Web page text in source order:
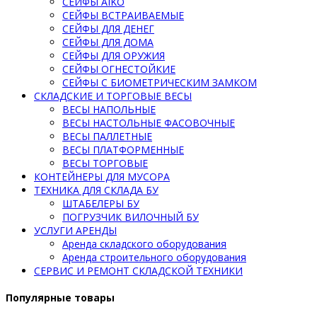
СЕЙФЫ ВСТРАИВАЕМЫЕ
СЕЙФЫ ДЛЯ ДЕНЕГ
СЕЙФЫ ДЛЯ ДОМА
СЕЙФЫ ДЛЯ ОРУЖИЯ
СЕЙФЫ ОГНЕСТОЙКИЕ
СЕЙФЫ С БИОМЕТРИЧЕСКИМ ЗАМКОМ
СКЛАДСКИЕ И ТОРГОВЫЕ ВЕСЫ
ВЕСЫ НАПОЛЬНЫЕ
ВЕСЫ НАСТОЛЬНЫЕ ФАСОВОЧНЫЕ
ВЕСЫ ПАЛЛЕТНЫЕ
ВЕСЫ ПЛАТФОРМЕННЫЕ
ВЕСЫ ТОРГОВЫЕ
КОНТЕЙНЕРЫ ДЛЯ МУСОРА
ТЕХНИКА ДЛЯ СКЛАДА БУ
ШТАБЕЛЕРЫ БУ
ПОГРУЗЧИК ВИЛОЧНЫЙ БУ
УСЛУГИ АРЕНДЫ
Аренда складского оборудования
Аренда строительного оборудования
СЕРВИС И РЕМОНТ СКЛАДСКОЙ ТЕХНИКИ
Популярные товары